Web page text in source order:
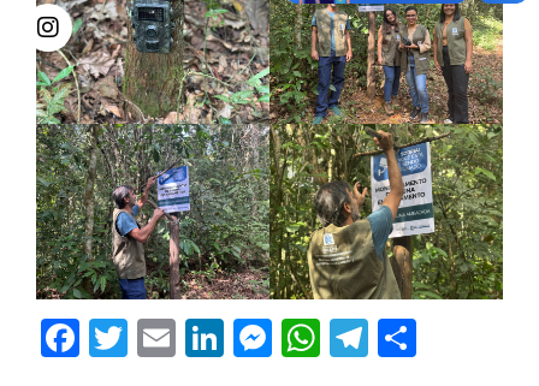
Facebook
Twitter
EmailLinkedIn
Messenger
WhatsApp
Telegram